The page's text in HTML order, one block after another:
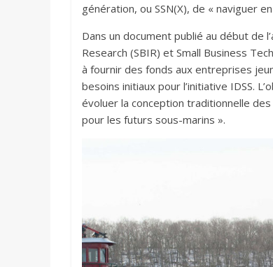
génération, ou SSN(X), de « naviguer
Dans un document publié au début de
Research (SBIR) et Small Business
à fournir des fonds aux entreprises
besoins initiaux pour l’initiative IDSS.
évoluer la conception traditionnelle
pour les futurs sous-marins ».